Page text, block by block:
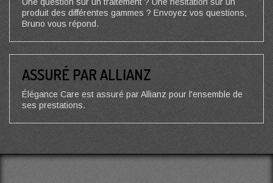
produit des différentes gammes ? Envoyez vos questions,
Bruno vous répond.
ASSURÉ PAR ALLIANZ
Élégance Care est assuré par Allianz pour l'ensemble de
ses prestations.